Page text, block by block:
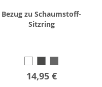
Bezug zu Schaumstoff-
Sitzring
14,95 €